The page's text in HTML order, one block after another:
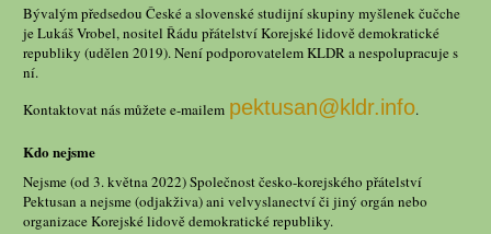
Bývalým předsedou České a slovenské studijní skupiny myšlenek čučche
je Lukáš Vrobel, nositel Řádu přátelství Korejské lidově demokratické
republiky (udělen 2019). Není podporovatelem KLDR a nespolupracuje s
ní.
Kontaktovat nás můžete e-mailem pektusan@kldr.info.
Kdo nejsme
Nejsme (od 3. května 2022) Společnost česko-korejského přátelství
Pektusan a nejsme (odjakživa) ani velvyslanectví či jiný orgán nebo
organizace Korejské lidově demokratické republiky.